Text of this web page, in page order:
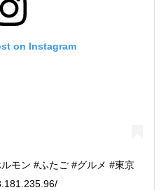
on Instagram
モン #ふたご #グルメ #東京